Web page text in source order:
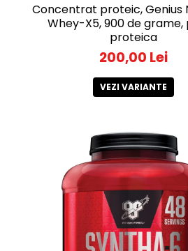
Concentrat proteic, Genius
Whey-X5, 900 de grame,
proteica
200,00 Lei
VEZI VARIANTE